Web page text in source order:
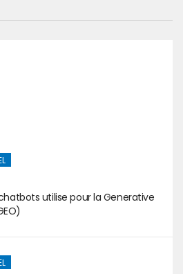
utilise pour la Generative